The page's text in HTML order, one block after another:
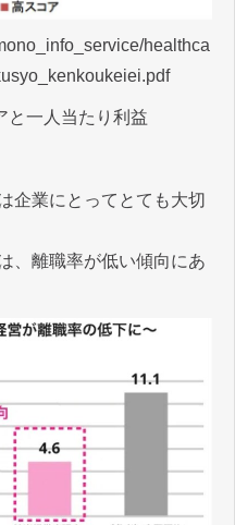
healthca
一人当たり利益
企業にとってとても大切
、離職率が低い傾向にあ